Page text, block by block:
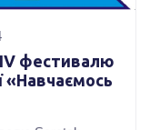
фестивалю
«Навчаємось